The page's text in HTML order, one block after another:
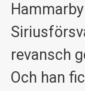
revansch
Och han